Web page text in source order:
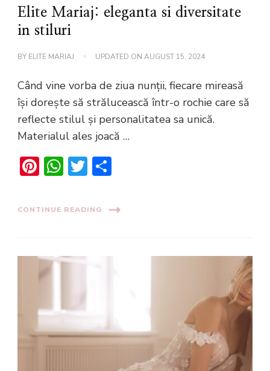
Elite Mariaj: eleganta si diversitate
in stiluri
BY ELITE MARIAJ UPDATED ON AUGUST 15, 2024
Când vine vorba de ziua nunții, fiecare mireasă
își dorește să strălucească într-o rochie care să
reflecte stilul și personalitatea sa unică.
Materialul ales joacă …
Pinterest
WhatsApp
Twitter
CONTINUE READING